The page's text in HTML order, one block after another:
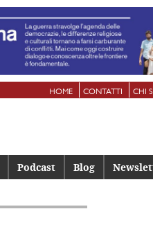
HOME CONTATTI CHI
Podcast Blog